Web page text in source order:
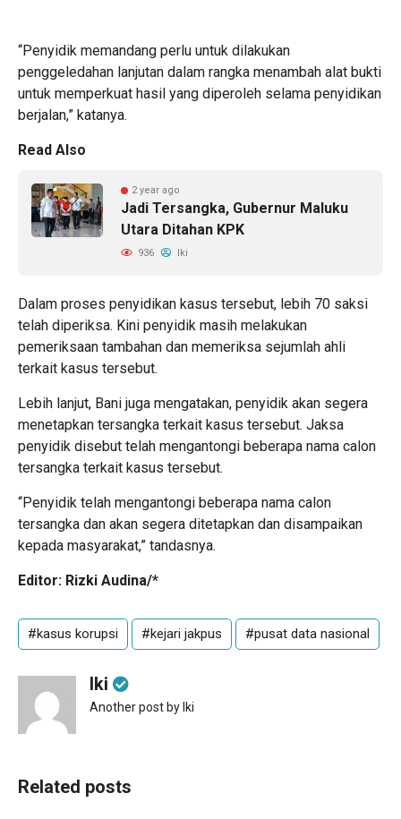
“Penyidik memandang perlu untuk dilakukan
penggeledahan lanjutan dalam rangka menambah alat bukti
untuk memperkuat hasil yang diperoleh selama penyidikan
berjalan,” katanya.
Read Also
2 year ago
Jadi Tersangka, Gubernur Maluku
Utara Ditahan KPK
936 Iki
Dalam proses penyidikan kasus tersebut, lebih 70 saksi
telah diperiksa. Kini penyidik masih melakukan
pemeriksaan tambahan dan memeriksa sejumlah ahli
terkait kasus tersebut.
Lebih lanjut, Bani juga mengatakan, penyidik akan segera
menetapkan tersangka terkait kasus tersebut. Jaksa
penyidik disebut telah mengantongi beberapa nama calon
tersangka terkait kasus tersebut.
“Penyidik telah mengantongi beberapa nama calon
tersangka dan akan segera ditetapkan dan disampaikan
kepada masyarakat,” tandasnya.
Editor: Rizki Audina/*
#kasus korupsi #kejari jakpus #pusat data nasional
Iki
Another post by Iki
Related posts